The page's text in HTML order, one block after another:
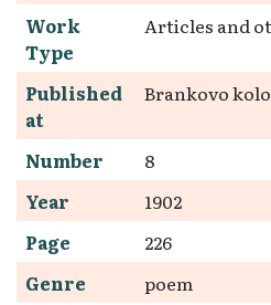
Work
Type
Articles and
Published
at
Brankovo kolo
Number
8
Year
1902
Page
226
Genre
poem